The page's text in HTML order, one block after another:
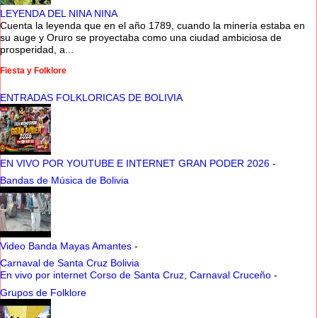
LEYENDA DEL NINA NINA
Cuenta la leyenda que en el año 1789, cuando la minería estaba en
su auge y Oruro se proyectaba como una ciudad ambiciosa de
prosperidad, a...
Fiesta y Folklore
ENTRADAS FOLKLORICAS DE BOLIVIA
EN VIVO POR YOUTUBE E INTERNET GRAN PODER 2026 -
Bandas de Música de Bolivia
Video Banda Mayas Amantes -
Carnaval de Santa Cruz Bolivia
En vivo por internet Corso de Santa Cruz, Carnaval Cruceño -
Grupos de Folklore